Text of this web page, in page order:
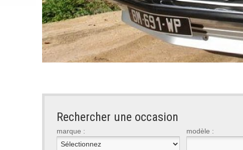
Rechercher une occasion
marque : modèle :